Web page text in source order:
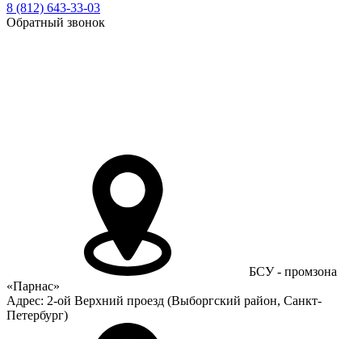
8 (812) 643-33-03
Обратный звонок
БСУ - промзона
«Парнас»
Адрес: 2-ой Верхний проезд (Выборгский район, Санкт-
Петербург)